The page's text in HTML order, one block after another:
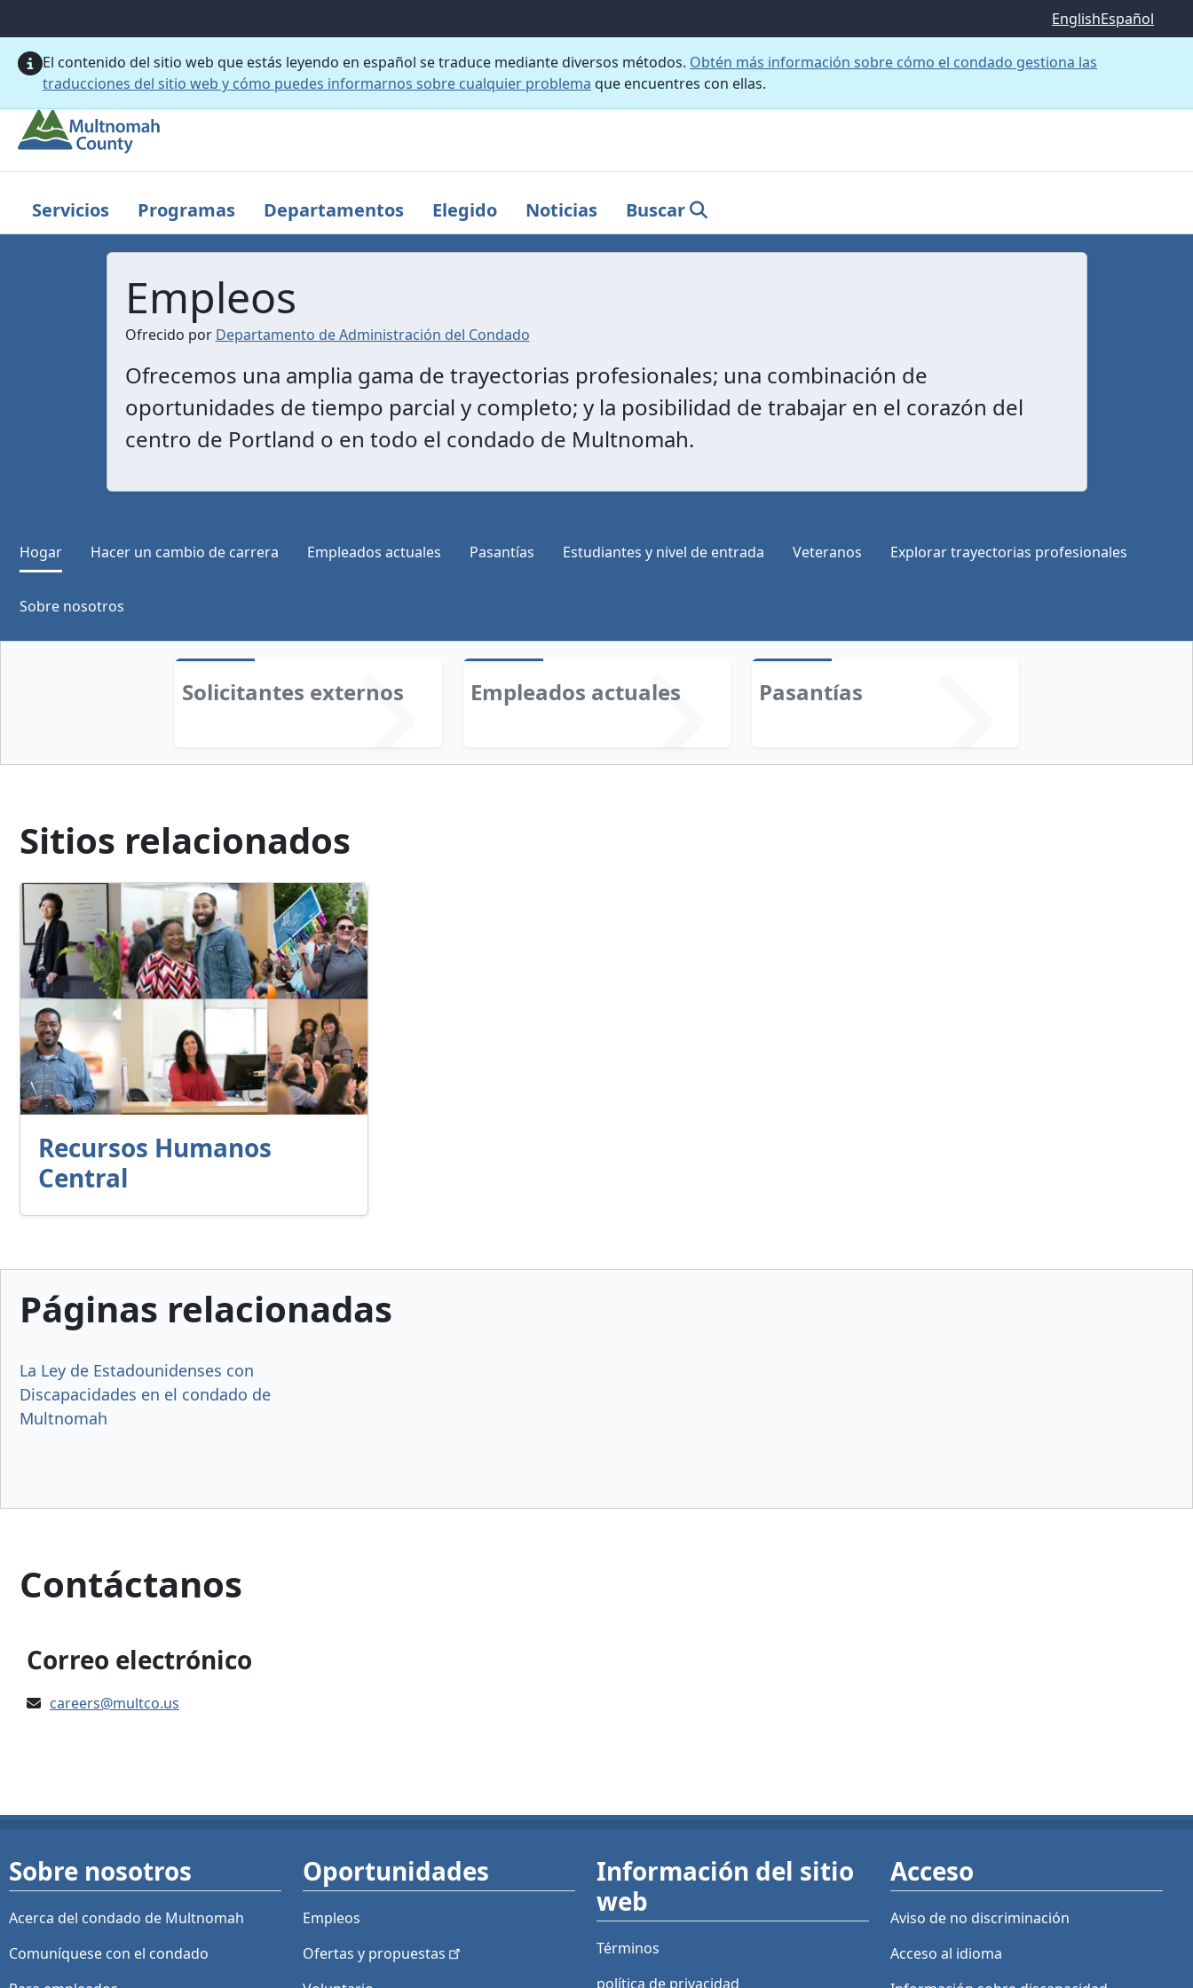
EnglishEspañol
El contenido del sitio web que estás leyendo en español se traduce mediante diversos métodos. Obtén más información sobre cómo el condado gestiona las
traducciones del sitio web y cómo puedes informarnos sobre cualquier problema que encuentres con ellas.
Servicios Programas Departamentos Elegido Noticias Buscar
Empleos
Ofrecido por Departamento de Administración del Condado
Ofrecemos una amplia gama de trayectorias profesionales; una combinación de
oportunidades de tiempo parcial y completo; y la posibilidad de trabajar en el corazón del
centro de Portland o en todo el condado de Multnomah.
Hogar Hacer un cambio de carrera Empleados actuales Pasantías Estudiantes y nivel de entrada Veteranos Explorar trayectorias profesionales
Sobre nosotros
Solicitantes externos Empleados actuales Pasantías
Sitios relacionados
Recursos Humanos
Central
Páginas relacionadas
La Ley de Estadounidenses con
Discapacidades en el condado de
Multnomah
Contáctanos
Correo electrónico
careers@multco.us
Sobre nosotros
Acerca del condado de Multnomah
Comuníquese con el condado
Oportunidades
Empleos
Ofertas y propuestas
Información del sitio
web
Términos
política de privacidad
Acceso
Aviso de no discriminación
Acceso al idioma